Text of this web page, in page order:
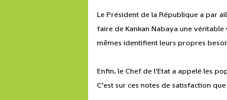
Le Président de la République a par
faire de Kankan Nabaya une
mêmes identifient leurs propres
Enfin, le Chef de l’Etat a appelé les
C’est sur ces notes de satisfaction